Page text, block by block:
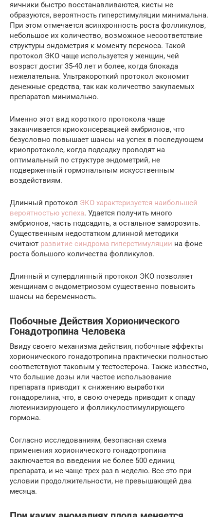
яичники быстро восстанавливаются, кисты не
образуются, вероятность гиперстимуляции минимальна.
При этом отмечается асинхронность роста фолликулов,
небольшое их количество, возможное несоответствие
структуры эндометрия к моменту переноса. Такой
протокол ЭКО чаще используется у женщин, чей
возраст достиг 35-40 лет и более, когда блокада
нежелательна. Ультракороткий протокол экономит
денежные средства, так как количество закупаемых
препаратов минимально.
Именно этот вид короткого протокола чаще
заканчивается криоконсервацией эмбрионов, что
безусловно повышает шансы на успех в последующем
криопротоколе, когда подсадку проводят на
оптимальный по структуре эндометрий, не
подверженный гормональным искусственным
воздействиям.
Длинный протокол ЭКО характеризуется наибольшей
вероятностью успеха. Удается получить много
эмбрионов, часть подсадить, а остальное заморозить.
Существенным недостатком длинной методики
считают развитие синдрома гиперстимуляции на фоне
роста большого количества фолликулов.
Длинный и супердлинный протокол ЭКО позволяет
женщинам с эндометриозом существенно повысить
шансы на беременность.
Побочные Действия Хорионического
Гонадотропина Человека
Ввиду своего механизма действия, побочные эффекты
хорионического гонадотропина практически полностью
соответствуют таковым у тестостерона. Также известно,
что большие дозы или частое использование
препарата приводит к снижению выработки
гонадорелина, что, в свою очередь приводит к спаду
лютеинизирующего и фолликулостимулирующего
гормона.
Согласно исследованиям, безопасная схема
применения хорионического гонадотропина
заключается во введении не более 500 единиц
препарата, и не чаще трех раз в неделю. Все это при
условии продолжительности, не превышающей два
месяца.